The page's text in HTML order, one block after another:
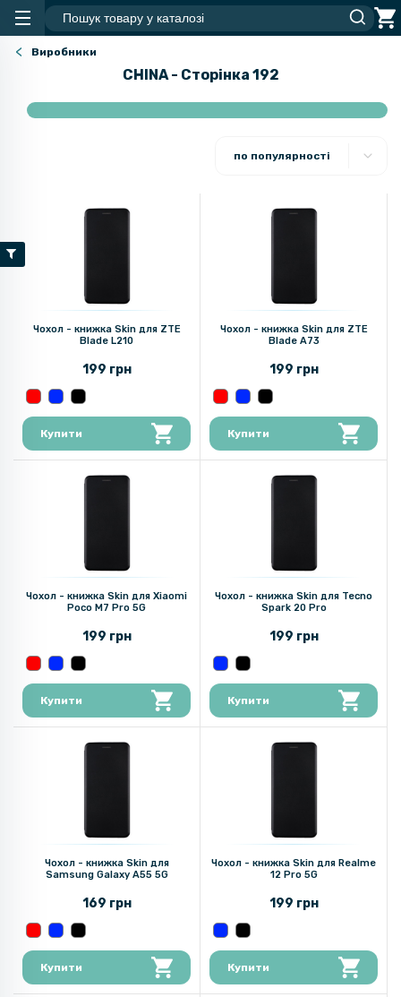
Виробники
CHINA - Сторінка 192
по популярності
Чохол - книжка Skin для ZTE
Blade L210
199 грн
Купити
Чохол - книжка Skin для ZTE
Blade A73
199 грн
Купити
Чохол - книжка Skin для Xiaomi
Poco M7 Pro 5G
199 грн
Купити
Чохол - книжка Skin для Tecno
Spark 20 Pro
199 грн
Купити
Чохол - книжка Skin для
Samsung Galaxy A55 5G
169 грн
Купити
Чохол - книжка Skin для Realme
12 Pro 5G
199 грн
Купити